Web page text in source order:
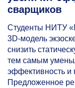
сварщиков
Студенты НИТУ
3D-модель
снизить
тем самым
эффективность и
Предложенное